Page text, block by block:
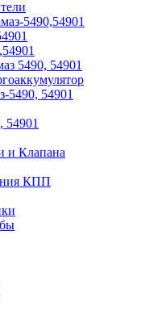
5490,54901
5490, 54901
5490, 54901
и Клапана
КПП